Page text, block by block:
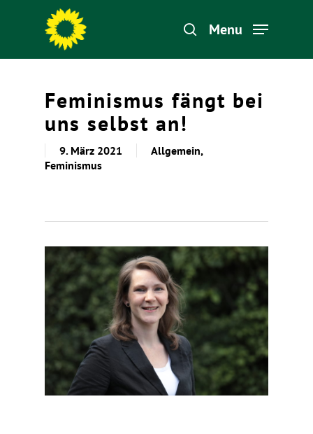
Menu
Feminismus fängt bei
uns selbst an!
9. März 2021 Allgemein,
Feminismus